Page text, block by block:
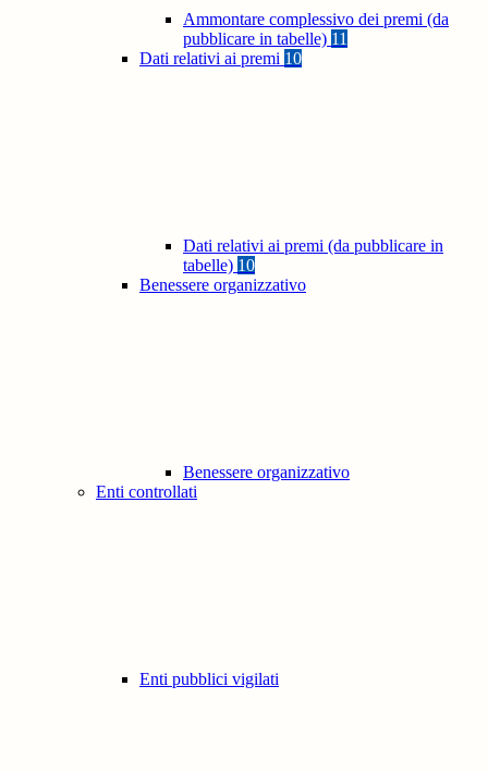
Ammontare complessivo dei premi (da
pubblicare in tabelle) 11
Dati relativi ai premi 10
Dati relativi ai premi (da pubblicare in
tabelle) 10
Benessere organizzativo
Benessere organizzativo
Enti controllati
Enti pubblici vigilati